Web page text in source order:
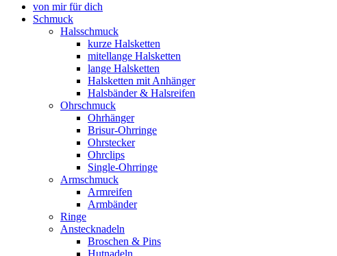
von mir für dich
Schmuck
Halsschmuck
kurze Halsketten
mitellange Halsketten
lange Halsketten
Halsketten mit Anhänger
Halsbänder & Halsreifen
Ohrschmuck
Ohrhänger
Brisur-Ohrringe
Ohrstecker
Ohrclips
Single-Ohrringe
Armschmuck
Armreifen
Armbänder
Ringe
Anstecknadeln
Broschen & Pins
Hutnadeln